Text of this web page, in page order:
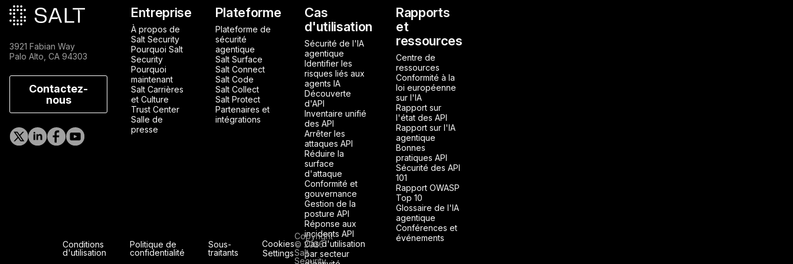
Pied de page principal
3921 Fabian Way
Palo Alto, CA 94303
Contactez-
nous
Entreprise
À propos de
Salt Security
Pourquoi Salt
Security
Pourquoi
maintenant
Salt Carrières
et Culture
Trust Center
Salle de
presse
Plateforme
Plateforme de
sécurité
agentique
Salt Surface
Salt Connect
Salt Code
Salt Collect
Salt Protect
Partenaires et
intégrations
Cas
d'utilisation
Sécurité de l'IA
agentique
Identifier les
risques liés aux
agents IA
Découverte
d'API
Inventaire unifié
des API
Arrêter les
attaques API
Réduire la
surface
d'attaque
Conformité et
gouvernance
Gestion de la
posture API
Réponse aux
incidents API
Cas d'utilisation
par secteur
Rapports
et
ressources
Centre de
ressources
Conformité à la
loi européenne
sur l'IA
Rapport sur
l'état des API
Rapport sur l'IA
agentique
Bonnes
pratiques API
Sécurité des API
101
Rapport OWASP
Top 10
Glossaire de l'IA
agentique
Conférences et
événements
Conditions
d'utilisation
Politique de
confidentialité
Sous-
traitants
Cookies
Settings
Copyright
© 2026
Salt
Security